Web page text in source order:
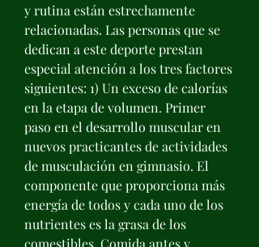
y rutina están estrechamente
relacionadas. Las personas que se
dedican a este deporte prestan
especial atención a los tres factores
siguientes: 1) Un exceso de calorías
en la etapa de volumen. Primer
paso en el desarrollo muscular en
nuevos practicantes de actividades
de musculación en gimnasio. El
componente que proporciona más
energía de todos y cada uno de los
nutrientes es la grasa de los
comestibles. Comida antes y